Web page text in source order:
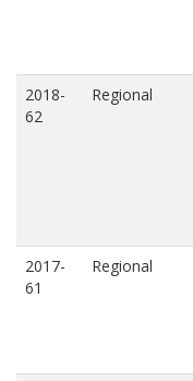
2018-
62
Regional
2017-
61
Regional